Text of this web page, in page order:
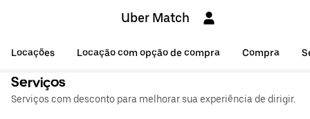
Uber Match
Locações Locação com opção de compra Compra
Serviços
Serviços com desconto para melhorar sua experiência de dirigir.